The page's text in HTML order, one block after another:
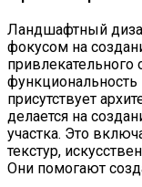
Ландшафтный
фокусом на
привлекательного
функциональность
присутствует
делается на
участка. Это
текстур,
Они помогают